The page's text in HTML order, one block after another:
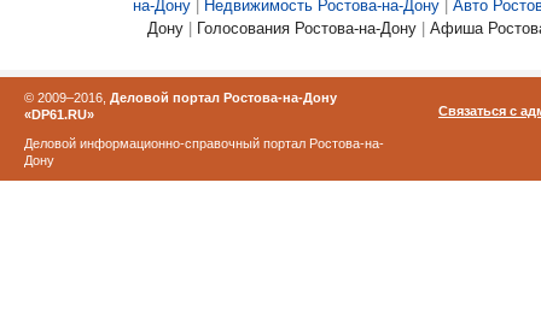
на-Дону Недвижимость Ростова-на-Дону
Авто
Дону
Голосования Ростова-на-Дону Афиша
© 2009–2016, Деловой портал Ростова-на-Дону
«DP61.RU»
Деловой информационно-справочный портал Ростова-на-
Дону
Связаться с